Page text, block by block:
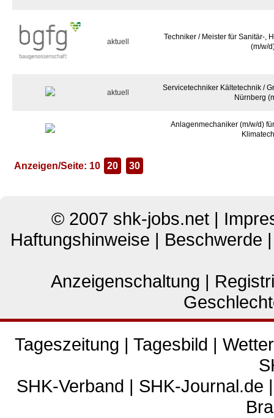
aktuell
Techniker / Meister für Sanitär-,
(m/w/
aktuell
Servicetechniker Kältetechnik /
Nürnberg
Anlagenmechaniker (m/w/d)
Anzeigen/Seite: 10 20 30
© 2007 shk-jobs.net |
Haftungshinweise | Beschwerde
Anzeigenschaltung |
Tageszeitung | Tagesbild | Wetter
SHK-Verband | SHK-Journal.de